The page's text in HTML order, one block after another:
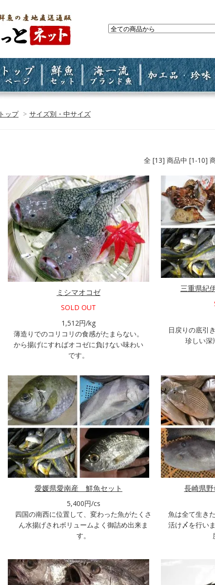
トップ > サイズ別・中サイズ
全 [13] 商品中 [1-10]
ミシマオコゼ
SOLD OUT
1,512円/kg
薄造りでのコリコリの食感がたまらない。
から揚げにすればオコゼに負けない味わい
です。
三重県紀
日戻りの底引
珍しい深
愛媛県愛南産 鮮魚セット
5,400円/cs
四国の南西に位置して、変わった魚がたくさ
ん水揚げされボリュームよく御詰め出来ま
す。
長崎県
魚は全て生き
活け〆を行い